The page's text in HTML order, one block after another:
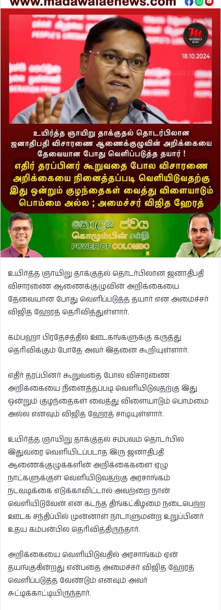
உயிர்த்த ஞாயிறு தாக்குதல் தொடர்பிலான ஜனாதிபதி
விசாரணை ஆணைக்குழுவின் அறிக்கையை
தேவையான போது வெளிப்படுத்த தயார் என அமைச்சர்
விஜித ஹேரத் தெரிவித்துள்ளார்.
கம்பஹா பிரதேசத்தில் ஊடகங்களுக்கு கருத்து
தெரிவிக்கும் போதே அவர் இதனை கூறியுள்ளார்.
எதிர் தரப்பினர் கூறுவதை போல விசாரணை
அறிக்கையை நினைத்தப்படி வெளியிடுவதற்கு இது
ஒன்றும் குழந்தைகள் வைத்து விளையாடும் பொம்மை
அல்ல எனவும் விஜித ஹேரத் சாடியுள்ளார்.
உயிர்த்த ஞாயிறு தாக்குதல் சம்பவம் தொடர்பில்
இதுவரை வெளியிடப்படாத இரு ஜனாதிபதி
ஆணைக்குழுக்களின் அறிக்கைகளை ஏழு
நாட்களுக்குள் வெளியிடுவதற்கு அரசாங்கம்
நடவடிக்கை எடுக்காவிட்டால் அவற்றை நான்
வெளியிடுவேன் என கடந்த திங்கட்கிழமை நடைபெற்ற
ஊடக சந்திப்பில் முன்னாள் நாடாளுமன்ற உறுப்பினர்
உதய கம்பன்பில தெரிவித்திருந்தார்.
அறிக்கையை வெளியிடுவதில் அரசாங்கம் ஏன்
தயங்குகின்றது என்பதை அமைச்சர் விஜித ஹேரத்
வெளிப்படுத்த வேண்டும் எனவும் அவர்
சுட்டிக்காட்டியிருந்தார்.